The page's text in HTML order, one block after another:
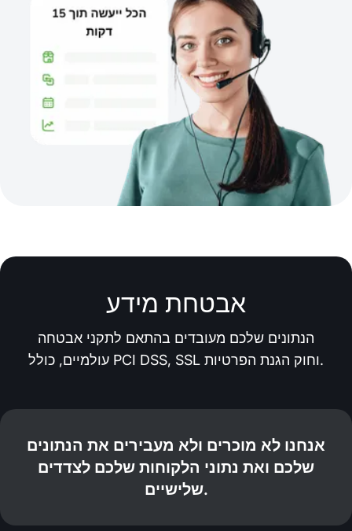
אבטחת מידע
הנתונים שלכם מעובדים בהתאם לתקני אבטחה
עולמיים, כולל PCI DSS, SSL וחוק הגנת הפרטיות.
אנחנו לא מוכרים ולא מעבירים את הנתונים
שלכם ואת נתוני הלקוחות שלכם לצדדים
שלישיים.